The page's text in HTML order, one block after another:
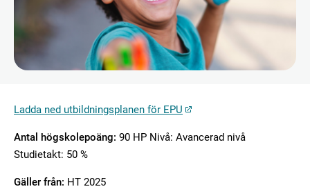
Ladda ned utbildningsplanen för EPU
Antal högskolepoäng: 90 HP Nivå: Avancerad nivå
Studietakt: 50 %
Gäller från: HT 2025